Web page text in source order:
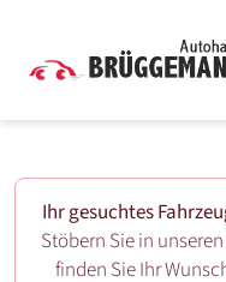
Ihr gesuchtes
Stöbern Sie in
finden Sie Ihr